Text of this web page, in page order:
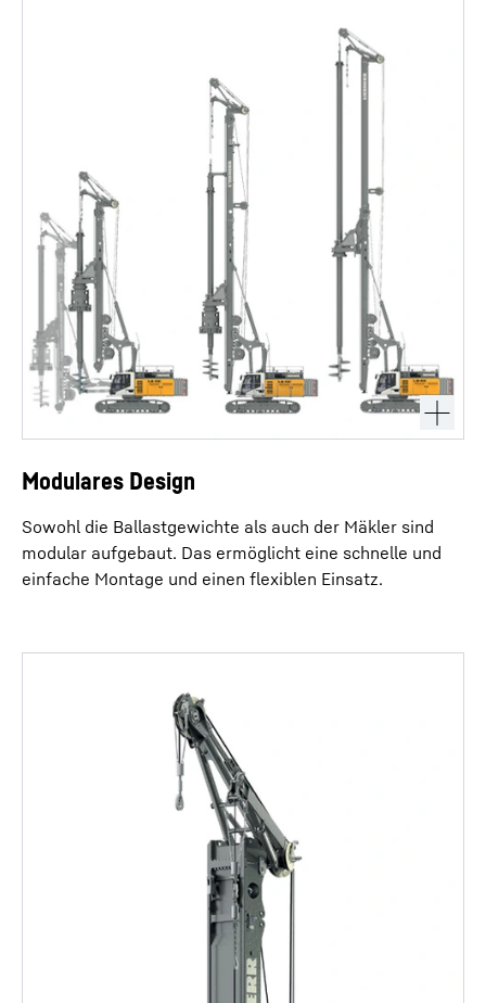
Modulares Design
Sowohl die Ballastgewichte als auch der Mäkler sind
modular aufgebaut. Das ermöglicht eine schnelle und
einfache Montage und einen flexiblen Einsatz.